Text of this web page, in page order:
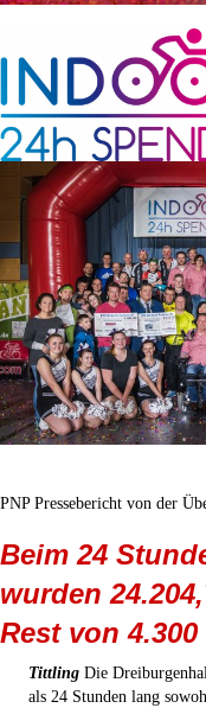
PNP Pressebericht von der
Beim 24
wurden
Rest von
Tittling Die
als 24 Stunden lang